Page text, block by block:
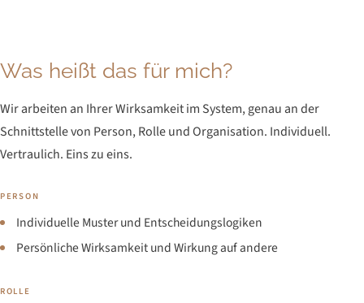
Was heißt das für mich?
Wir arbeiten an Ihrer Wirksamkeit im System, genau an der
Schnittstelle von Person, Rolle und Organisation. Individuell.
Vertraulich. Eins zu eins.
PERSON
Individuelle Muster und Entscheidungslogiken
Persönliche Wirksamkeit und Wirkung auf andere
ROLLE